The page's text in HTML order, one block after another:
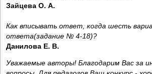
Зайцева О. А.
Как вписывать ответ, когда шесть
ответа(задание № 4-18)?
Данилова Е. В.
Уважаемые авторы! Благодарим Вас за